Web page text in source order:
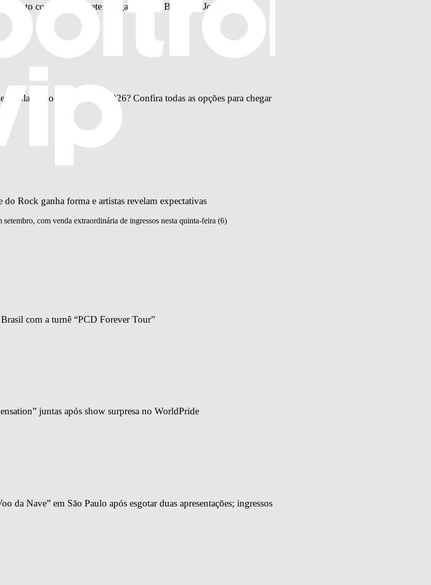
com Anitta, Ivete Sangalo, Jorge Ben Jor e Jorja Smith
Classe no Rock in Rio 2026? Confira todas as opções para chegar
Rock ganha forma e artistas revelam expectativas
com venda extraordinária de ingressos nesta quinta-feira (6)
com a turnê “PCD Forever Tour”
juntas após show surpresa no WorldPride
da Nave” em São Paulo após esgotar duas apresentações; ingressos